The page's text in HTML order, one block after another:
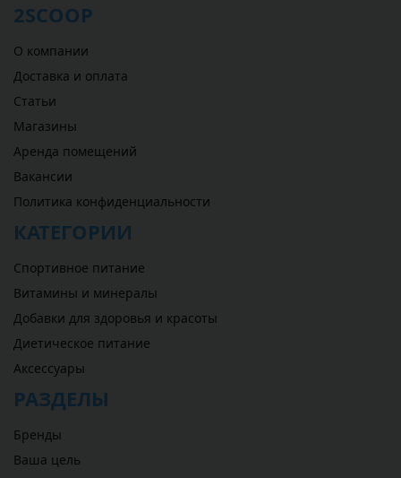
2SCOOP
О компании
Доставка и оплата
Статьи
Магазины
Аренда помещений
Вакансии
Политика конфиденциальности
КАТЕГОРИИ
Спортивное питание
Витамины и минералы
Добавки для здоровья и красоты
Диетическое питание
Аксессуары
РАЗДЕЛЫ
Бренды
Ваша цель